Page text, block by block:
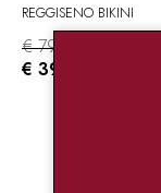
REGGISENO BIKINI
€ 79.00
€ 39.50